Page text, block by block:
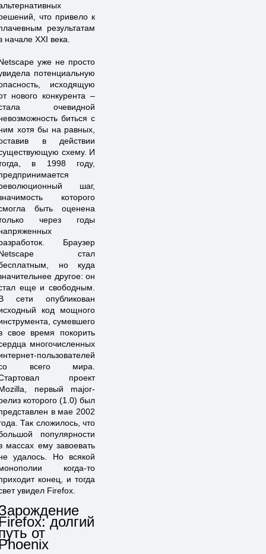
что привело к
результатам
начале XXI века.
уже не просто
потенциальную
исходящую
нового конкурента –
очевидной
биться с
хотя бы на равных,
в действии
схему. И
в 1998 году,
шаг,
которого
быть оценена
через годы
Браузер
стал
но куда
другое: он
еще и свободным.
сети опубликован
код мощного
сумевшего
свое время покорить
многочисленных
пользователей
всего мира.
проект
первый major-
которого (1.0) был
в мае 2002
Так сложилось, что
популярности
массах ему завоевать
удалось. Но всякой
когда-то
конец, и тогда
увидел Firefox.
долгий
от